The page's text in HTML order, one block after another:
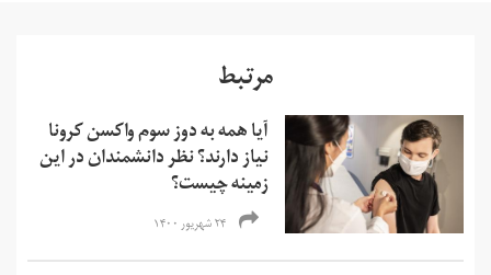
مرتبط
آیا همه به دوز سوم واکسن کرونا
نیاز دارند؟ نظر دانشمندان در این
زمینه چیست؟
۲۴ شهریور ۱۴۰۰